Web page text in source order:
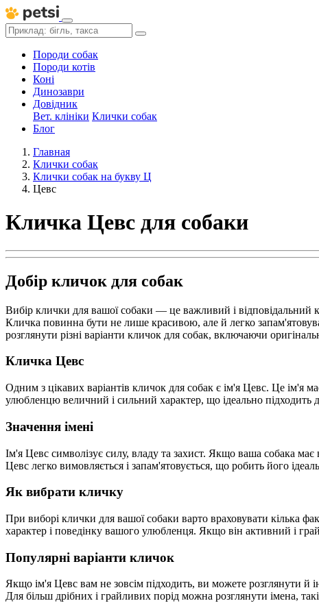
Породи собак
Породи котів
Коні
Динозаври
Довідник
Вет. клініки Клички собак
Блог
Главная
Клички собак
Клички собак на букву Ц
Цевс
Кличка Цевс для собаки
Добір кличок для собак
Вибір клички для вашої собаки — це важливий і
Кличка повинна бути не лише красивою, але й легко
розглянути різні варіанти кличок для собак, включаючи
Кличка Цевс
Одним з цікавих варіантів кличок для собак є ім'я Цевс. Це ім'я
улюбленцю величний і сильний характер, що ідеально підходить
Значення імені
Ім'я Цевс символізує силу, владу та захист. Якщо ваша собака має
Цевс легко вимовляється і запам'ятовується, що робить його
Як вибрати кличку
При виборі клички для вашої собаки варто враховувати кілька
характер і поведінку вашого улюбленця. Якщо він активний і
Популярні варіанти кличок
Якщо ім'я Цевс вам не зовсім підходить, ви можете розглянути й
Для більш дрібних і грайливих порід можна розглянути імена,